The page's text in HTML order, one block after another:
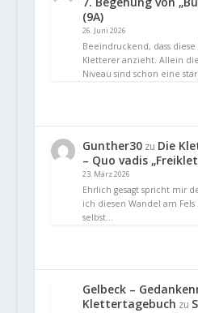
(9A)
26. Juni 2026
Beeindruckend, dass
Kletterer anzieht. Allein
Niveau sind schon eine
Gunther30zu Die
– Quo vadis
23. März 2026
Ehrlich gesagt spricht mir
ich diesen Wandel am
selbst…
Gelbeck –
Klettertagebuch zu